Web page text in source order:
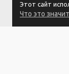
Этот сайт
Что это
ПОДПИСАТЬСЯ